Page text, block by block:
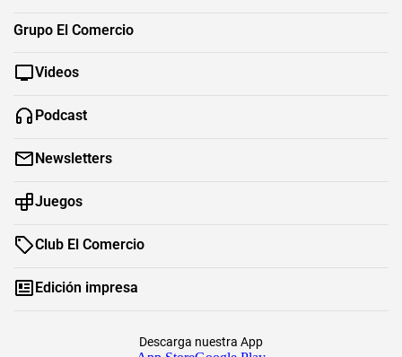
Grupo El Comercio
Videos
Podcast
Newsletters
Juegos
Club El Comercio
Edición impresa
Descarga nuestra App